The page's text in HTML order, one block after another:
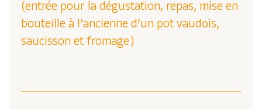
(entrée pour la dégustation, repas, mise en
bouteille à l’ancienne d’un pot vaudois,
saucisson et fromage)